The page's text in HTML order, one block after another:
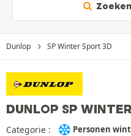
Dunlop SP Winter Sport 3D
DUNLOP SP
Categorie : Personen